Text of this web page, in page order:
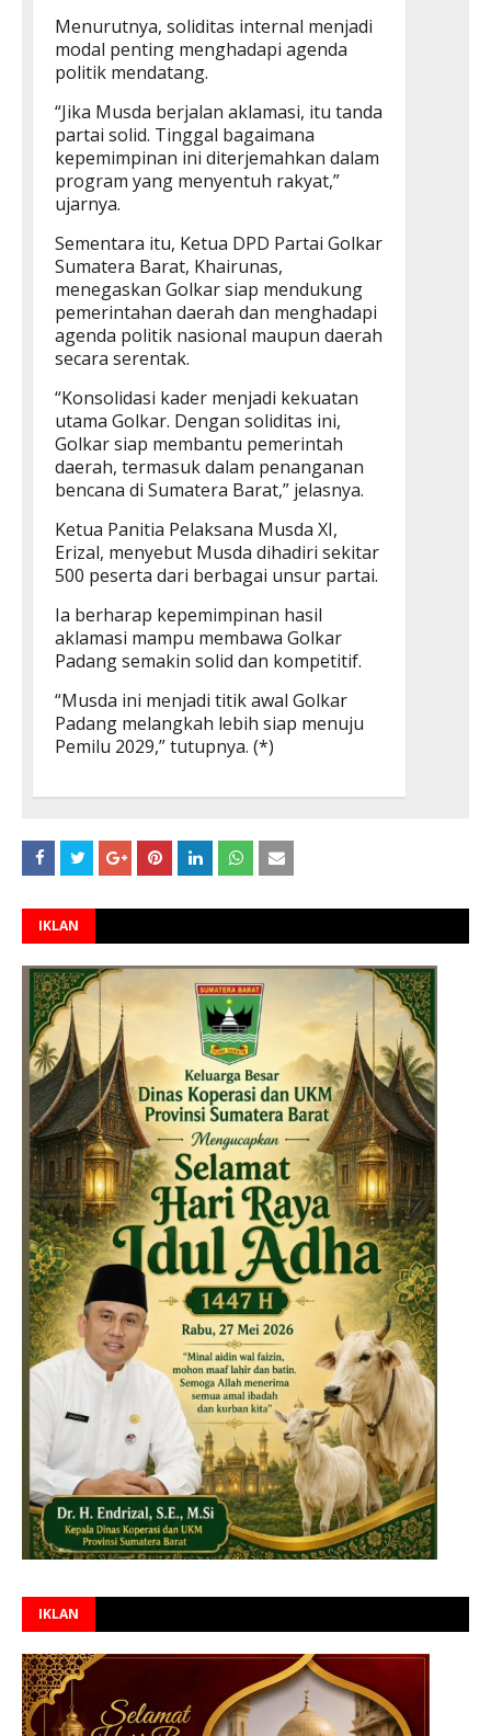
Menurutnya, soliditas internal menjadi
modal penting menghadapi agenda
politik mendatang.
“Jika Musda berjalan aklamasi, itu tanda
partai solid. Tinggal bagaimana
kepemimpinan ini diterjemahkan dalam
program yang menyentuh rakyat,”
ujarnya.
Sementara itu, Ketua DPD Partai Golkar
Sumatera Barat, Khairunas,
menegaskan Golkar siap mendukung
pemerintahan daerah dan menghadapi
agenda politik nasional maupun daerah
secara serentak.
“Konsolidasi kader menjadi kekuatan
utama Golkar. Dengan soliditas ini,
Golkar siap membantu pemerintah
daerah, termasuk dalam penanganan
bencana di Sumatera Barat,” jelasnya.
Ketua Panitia Pelaksana Musda XI,
Erizal, menyebut Musda dihadiri sekitar
500 peserta dari berbagai unsur partai.
Ia berharap kepemimpinan hasil
aklamasi mampu membawa Golkar
Padang semakin solid dan kompetitif.
“Musda ini menjadi titik awal Golkar
Padang melangkah lebih siap menuju
Pemilu 2029,” tutupnya. (*)
IKLAN
IKLAN